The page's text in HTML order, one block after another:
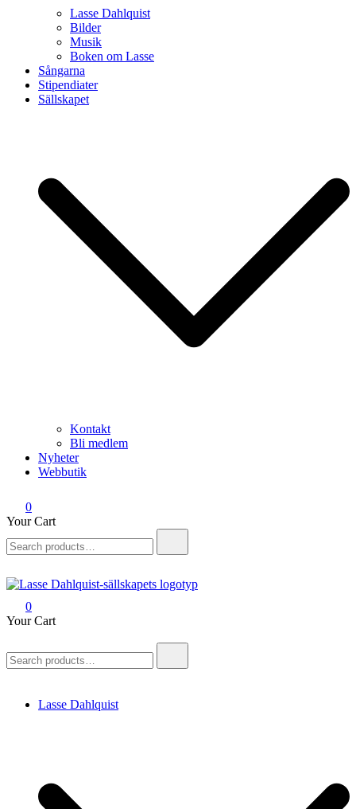
Lasse Dahlquist
Bilder
Musik
Boken om Lasse
Sångarna
Stipendiater
Sällskapet
Kontakt
Bli medlem
Nyheter
Webbutik
0
Your Cart
for:
Lasse Dahlquist-sällskapet
Allt om Lasse Dahlquist – kompositör, musiker, artist, kåsör och
skådespelare
0
Your Cart
for:
Lasse Dahlquist